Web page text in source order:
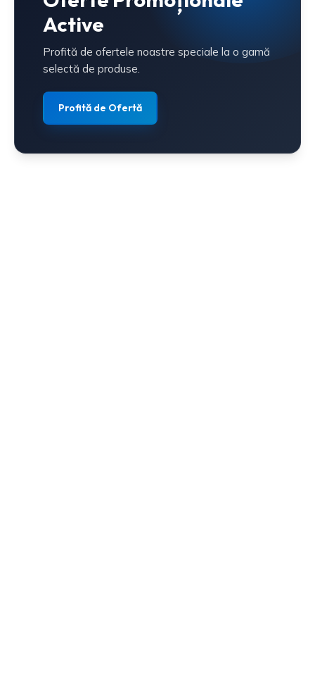
Active
Profită de ofertele noastre speciale la o gamă
selectă de produse.
Profită de Ofertă